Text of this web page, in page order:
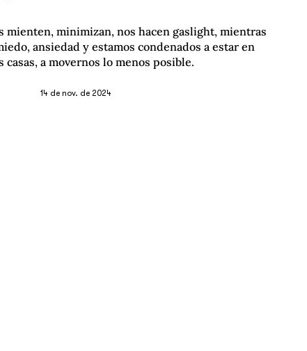
mienten, minimizan, nos hacen gaslight, mientras
ansiedad y estamos condenados a estar en
casas, a movernos lo menos posible.
14 de nov. de 2024